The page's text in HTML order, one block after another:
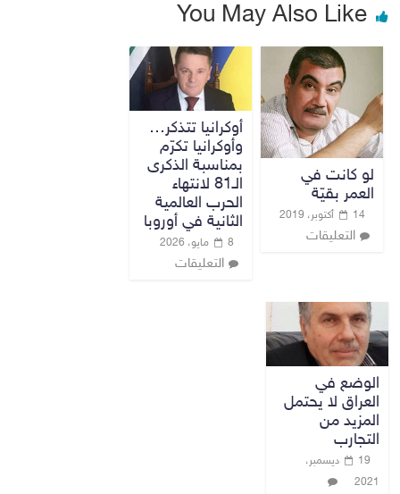
You May Also Like
‏لو كانت في
العمر بقيّة
14 أكتوبر، 2019
التعليقات
أوكرانيا تتذكر…
وأوكرانيا تكرّم
بمناسبة الذكرى
الـ81 لانتهاء
الحرب العالمية
الثانية في أوروبا
8 مايو، 2026
التعليقات
الوضع في
العراق لا يحتمل
المزيد من
التجارب
19 ديسمبر،
2021